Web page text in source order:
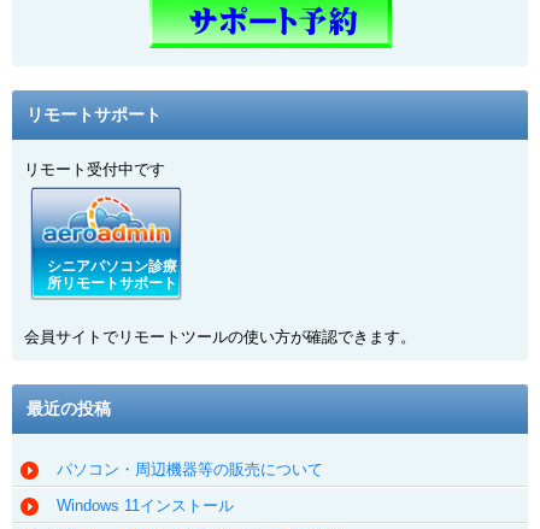
リモートサポート
リモート受付中です
シニアパソコン診療
所リモートサポート
会員サイトでリモートツールの使い方が確認できます。
最近の投稿
パソコン・周辺機器等の販売について
Windows 11インストール